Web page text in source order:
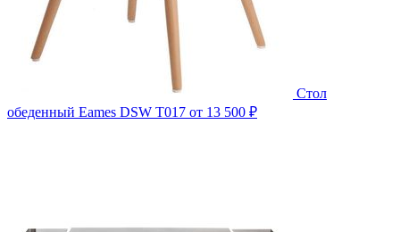
Стол
обеденный Eames DSW T017 от 13 500 ₽